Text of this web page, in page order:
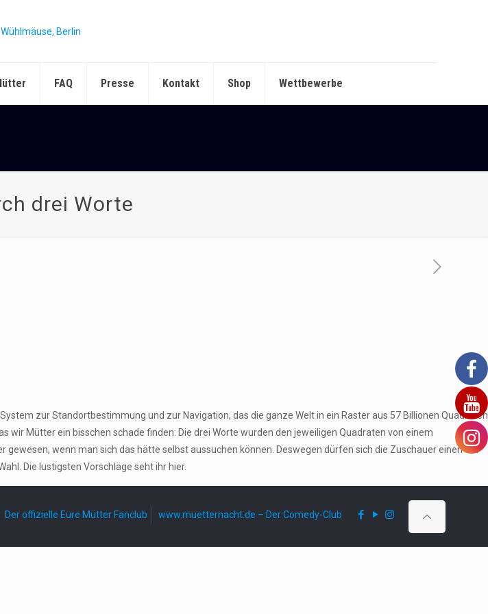
FAQ Presse Kontakt Shop Wettbewerbe
drei Worte
zur Standortbestimmung und zur Navigation, das die ganze Welt in ein Raster aus 57 Billionen Quadraten
Mütter ein bisschen schade finden: Die drei Worte wurden den jeweiligen Quadraten von einem
wenn man sich das hätte selbst aussuchen können. Deswegen dürfen sich die Zuschauer einen Ort
Die lustigsten Vorschläge seht ihr hier.
Der offizielle Eure Mütter Fanclub www.muetternacht.de – Der Comedy-Club